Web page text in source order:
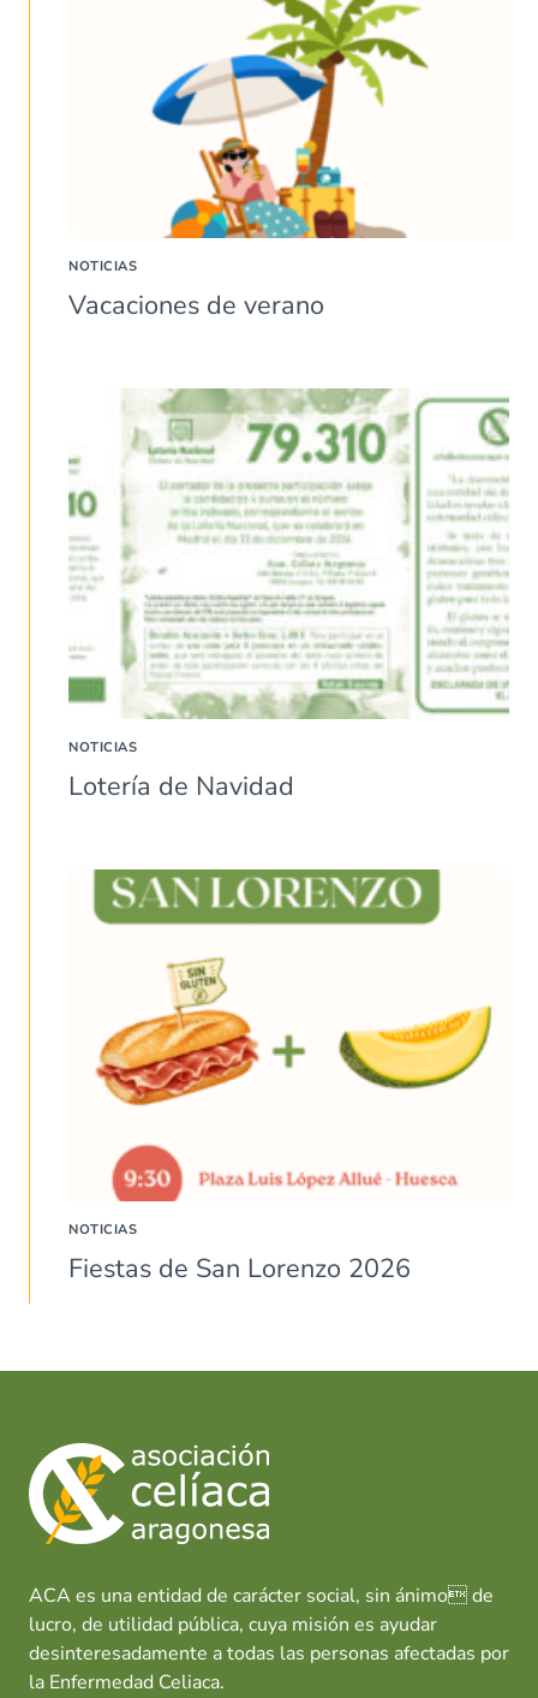
NOTICIAS
Vacaciones de verano
NOTICIAS
Lotería de Navidad
NOTICIAS
Fiestas de San Lorenzo 2026
ACA es una entidad de carácter social, sin ánimo de
lucro, de utilidad pública, cuya misión es ayudar
desinteresadamente a todas las personas afectadas por
la Enfermedad Celiaca.